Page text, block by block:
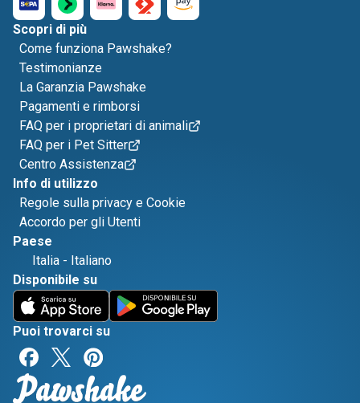
Scopri di più
Come funziona Pawshake?
Testimonianze
La Garanzia Pawshake
Pagamenti e rimborsi
FAQ per i proprietari di animali
FAQ per i Pet Sitter
Centro Assistenza
Info di utilizzo
Regole sulla privacy e Cookie
Accordo per gli Utenti
Paese
Italia - Italiano
Disponibile su
Puoi trovarci su